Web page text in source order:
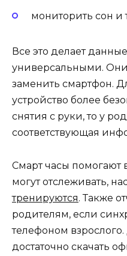
мониторить сон и
Все это делает данные
универсальными. Они
заменить смартфон.
устройство более
снятия с руки, то у
соответствующая
Смарт часы помогают
могут отслеживать,
тренируются. Также
родителям, если
телефоном
достаточно скачать